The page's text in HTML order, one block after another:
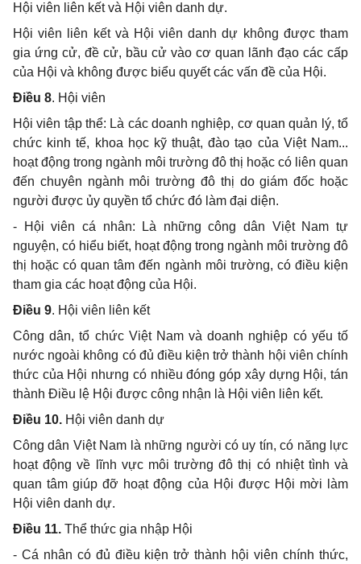
Hội viên liên kết và Hội viên danh dự.
Hội viên liên kết và Hội viên danh dự không được tham
gia ứng cử, đề cử, bầu cử vào cơ quan lãnh đạo các cấp
của Hội và không được biểu quyết các vấn đề của Hội.
Điều 8. Hội viên
Hội viên tập thể: Là các doanh nghiệp, cơ quan quản lý, tổ
chức kinh tế, khoa học kỹ thuật, đào tạo của Việt Nam...
hoạt động trong ngành môi trường đô thị hoặc có liên quan
đến chuyên ngành môi trường đô thị do giám đốc hoặc
người được ủy quyền tổ chức đó làm đại diện.
- Hội viên cá nhân: Là những công dân Việt Nam tự
nguyện, có hiểu biết, hoạt động trong ngành môi trường đô
thị hoặc có quan tâm đến ngành môi trường, có điều kiện
tham gia các hoạt động của Hội.
Điều 9. Hội viên liên kết
Công dân, tổ chức Việt Nam và doanh nghiệp có yếu tố
nước ngoài không có đủ điều kiện trở thành hội viên chính
thức của Hội nhưng có nhiều đóng góp xây dựng Hội, tán
thành Điều lệ Hội được công nhận là Hội viên liên kết.
Điều 10. Hội viên danh dự
Công dân Việt Nam là những người có uy tín, có năng lực
hoạt động về lĩnh vực môi trường đô thị có nhiệt tình và
quan tâm giúp đỡ hoạt động của Hội được Hội mời làm
Hội viên danh dự.
Điều 11. Thể thức gia nhập Hội
- Cá nhân có đủ điều kiện trở thành hội viên chính thức,